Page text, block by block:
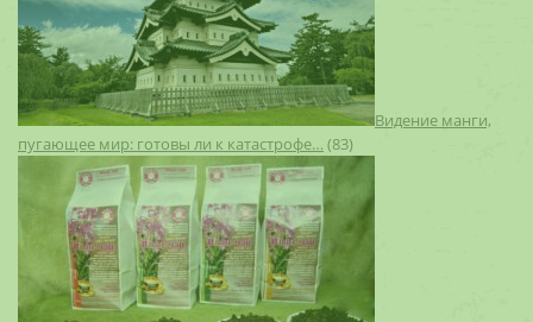
Видение манги,
пугающее мир: готовы ли к катастрофе… (83)